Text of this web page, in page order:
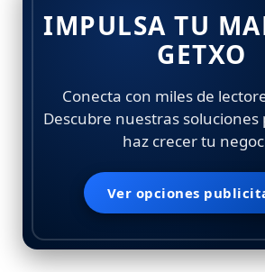
IMPULSA TU
GETXO
Conecta con miles de
Descubre nuestras soluciones
haz crecer tu
Ver opciones